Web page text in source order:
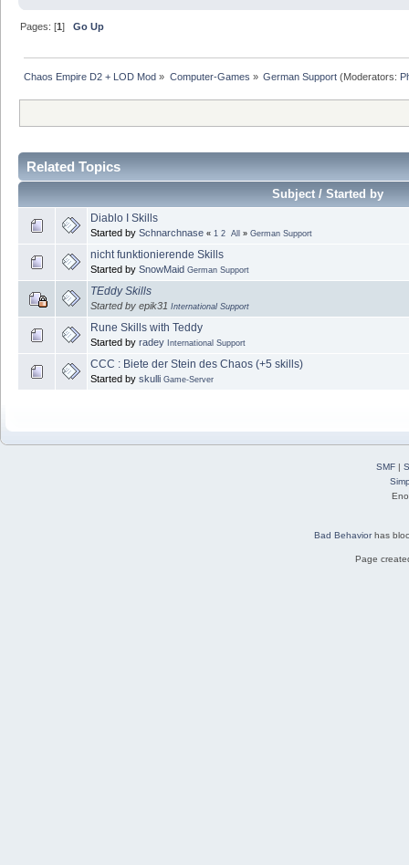
Pages: [1]Go Up
Chaos Empire D2 + LOD Mod » Computer-Games » German Support(Moderators:
Related Topics
Subject / Started by
Diablo I Skills
Started by Schnarchnase « 1 2 All » German Support
nicht funktionierende Skills
Started by SnowMaid German Support
TEddy Skills
Started by epik31 International Support
Rune Skills with Teddy
Started by radey International Support
CCC : Biete der Stein des Chaos (+5 skills)
Started by skulli Game-Server
SMF|
Bad Behaviorhas
Page